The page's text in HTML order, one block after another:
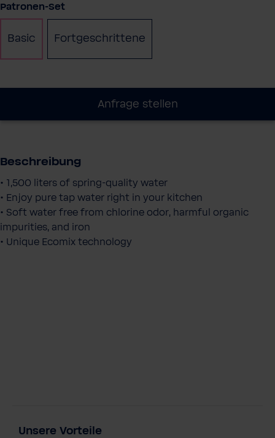
Patronen-Setauswählen
Basic Fortgeschrittene
Anfrage stellen
Beschreibung
• 1,500 liters of spring-quality water
• Enjoy pure tap water right in your kitchen
• Soft water free from chlorine odor, harmful organic
impurities, and iron
• Unique Ecomix technology
Unsere Vorteile